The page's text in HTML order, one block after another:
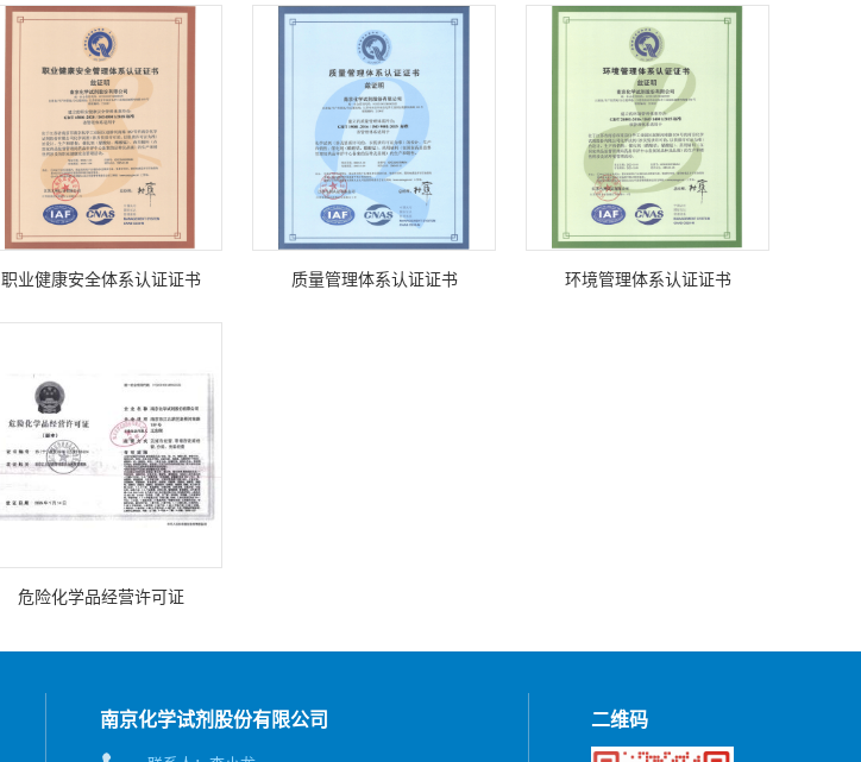
职业健康安全体系认证证书 质量管理体系认证证书 环境管理体系认证证书
危险化学品经营许可证
南京化学试剂股份有限公司 二维码